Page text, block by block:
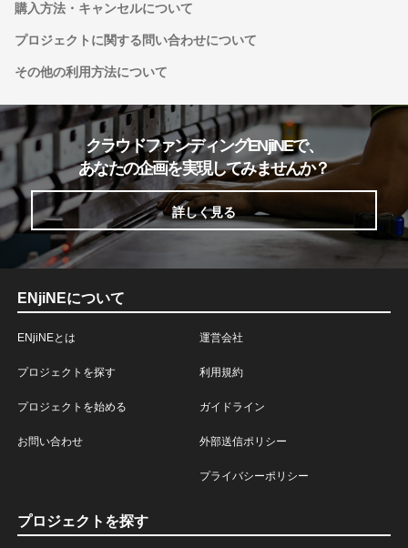
購入方法・キャンセルについて
プロジェクトに関する問い合わせについて
その他の利用方法について
クラウドファンディングENjiNEで、
あなたの企画を実現してみませんか？
詳しく見る
ENjiNEについて
ENjiNEとは
プロジェクトを探す
プロジェクトを始める
お問い合わせ
運営会社
利用規約
ガイドライン
外部送信ポリシー
プライバシーポリシー
プロジェクトを探す